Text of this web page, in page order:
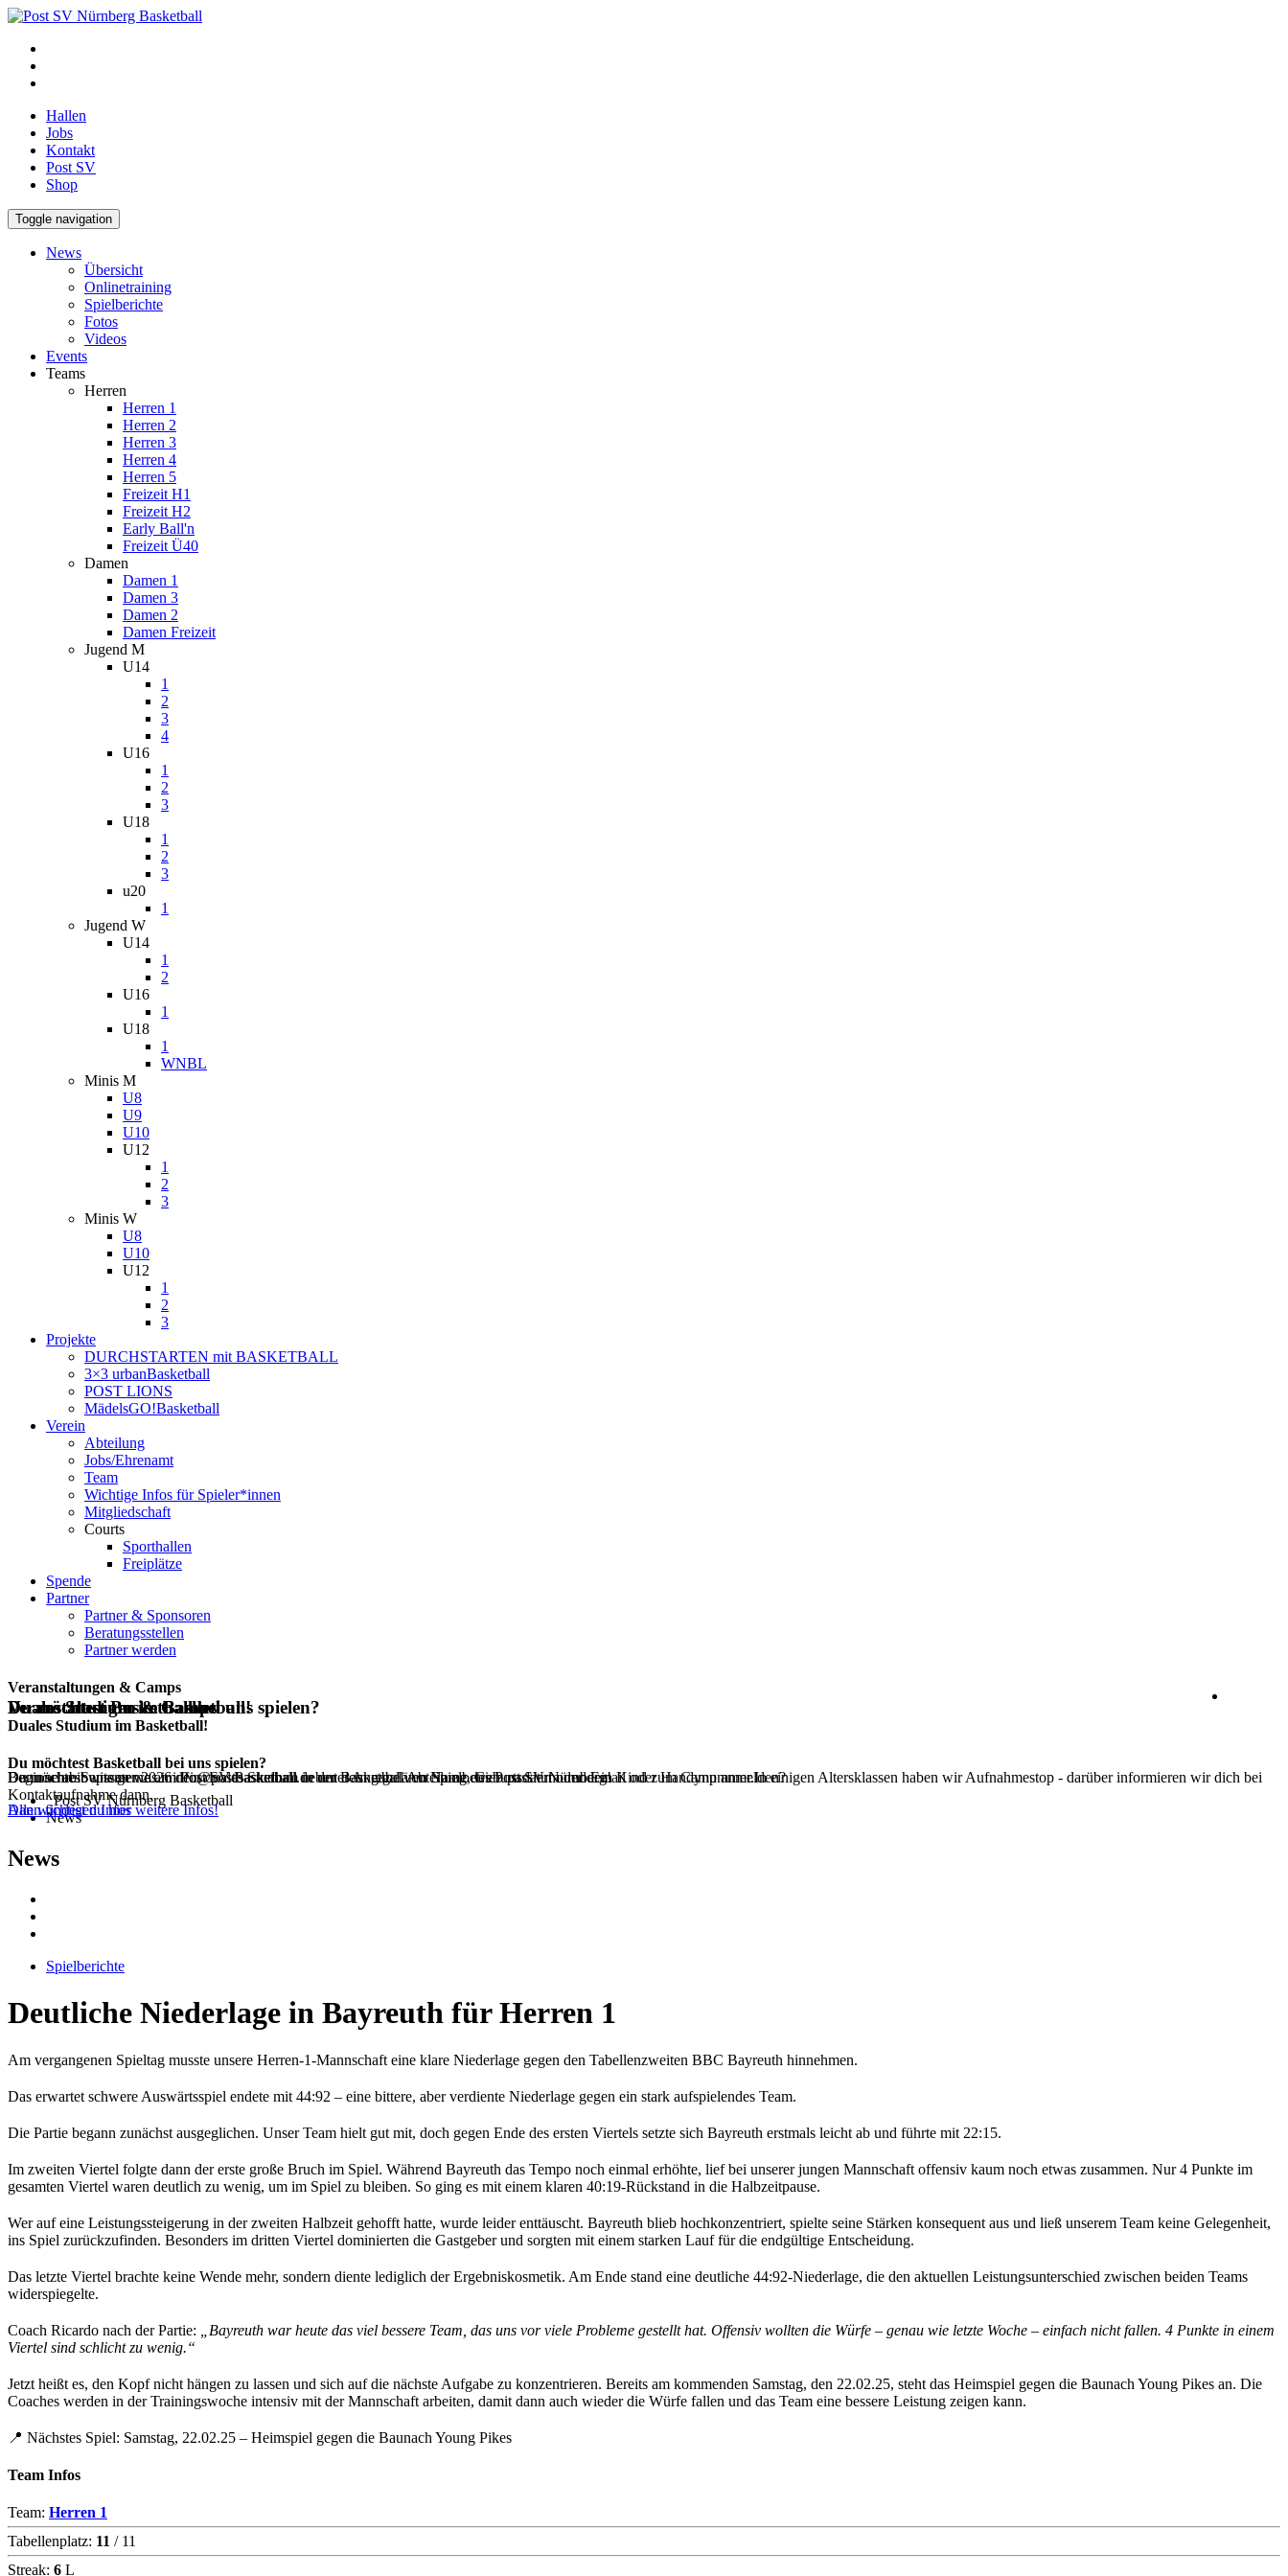
Hallen
Jobs
Kontakt
Post SV
Shop
Toggle navigation
News
Übersicht
Onlinetraining
Spielberichte
Fotos
Videos
Events
Teams
Herren
Herren 1
Herren 2
Herren 3
Herren 4
Herren 5
Freizeit H1
Freizeit H2
Early Ball'n
Freizeit Ü40
Damen
Damen 1
Damen 3
Damen 2
Damen Freizeit
Jugend M
U14
1
2
3
4
U16
1
2
3
U18
1
2
3
u20
1
Jugend W
U14
1
2
U16
1
U18
1
WNBL
Minis M
U8
U9
U10
U12
1
2
3
Minis W
U8
U10
U12
1
2
3
Projekte
DURCHSTARTEN mit BASKETBALL
3×3 urbanBasketball
POST LIONS
MädelsGO!Basketball
Verein
Abteilung
Jobs/Ehrenamt
Team
Wichtige Infos für Spieler*innen
Mitgliedschaft
Courts
Sporthallen
Freiplätze
Spende
Partner
Partner & Sponsoren
Beratungsstellen
Partner werden
Veranstaltungen & Camps
Du möchtest wissen was im Post SV Basketball neben dem regulären Spielbetrieb passiert oder dein Kind zum Camp anmelden?
Dann findest du hier weitere Infos!
Duales Studium im Basketball!
Beginne ab Septemer 2026 dein duales Studium in der Basketball Abteilung des Post SV Nürnberg!
Alle wichtigen Infos
Du möchtest Basketball bei uns spielen?
Dann schreib uns gerne an info@postbasketball.de unter Angabe von Name, Geburtsdatum und Email oder Handynummer.In einigen Altersklassen haben wir Aufnahmestop - darüber informieren wir dich bei
Kontaktaufnahme dann.
Veranstaltungen & Camps
Duales Studium im Basketball!
Du möchtest Basketball bei uns spielen?
Post SV Nürnberg Basketball
News
News
Spielberichte
Deutliche Niederlage in Bayreuth für Herren 1
Am vergangenen Spieltag musste unsere Herren-1-Mannschaft eine klare Niederlage gegen den Tabellenzweiten BBC Bayreuth hinnehmen.
Das erwartet schwere Auswärtsspiel endete mit 44:92 – eine bittere, aber verdiente Niederlage gegen ein stark aufspielendes Team.
Die Partie begann zunächst ausgeglichen. Unser Team hielt gut mit, doch gegen Ende des ersten Viertels setzte sich Bayreuth erstmals leicht ab und führte mit 22:15.
Im zweiten Viertel folgte dann der erste große Bruch im Spiel. Während Bayreuth das Tempo noch einmal erhöhte, lief bei unserer jungen Mannschaft offensiv kaum noch etwas zusammen. Nur 4 Punkte im
gesamten Viertel waren deutlich zu wenig, um im Spiel zu bleiben. So ging es mit einem klaren 40:19-Rückstand in die Halbzeitpause.
Wer auf eine Leistungssteigerung in der zweiten Halbzeit gehofft hatte, wurde leider enttäuscht. Bayreuth blieb hochkonzentriert, spielte seine Stärken konsequent aus und ließ unserem Team keine Gelegenheit,
ins Spiel zurückzufinden. Besonders im dritten Viertel dominierten die Gastgeber und sorgten mit einem starken Lauf für die endgültige Entscheidung.
Das letzte Viertel brachte keine Wende mehr, sondern diente lediglich der Ergebniskosmetik. Am Ende stand eine deutliche 44:92-Niederlage, die den aktuellen Leistungsunterschied zwischen beiden Teams
widerspiegelte.
Coach Ricardo nach der Partie:
„Bayreuth war heute das viel bessere Team, das uns vor viele Probleme gestellt hat. Offensiv wollten die Würfe – genau wie letzte Woche – einfach nicht fallen. 4 Punkte in einem
Viertel sind schlicht zu wenig.“
Jetzt heißt es, den Kopf nicht hängen zu lassen und sich auf die nächste Aufgabe zu konzentrieren. Bereits am kommenden Samstag, den 22.02.25, steht das Heimspiel gegen die Baunach Young Pikes an. Die
Coaches werden in der Trainingswoche intensiv mit der Mannschaft arbeiten, damit dann auch wieder die Würfe fallen und das Team eine bessere Leistung zeigen kann.
📍 Nächstes Spiel: Samstag, 22.02.25 – Heimspiel gegen die Baunach Young Pikes
Team Infos
Team: Herren 1
Tabellenplatz: 11 / 11
Streak: 6 L